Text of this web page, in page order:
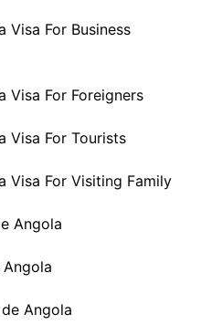
Visa For Business
Visa For Foreigners
Visa For Tourists
Visa For Visiting Family
Angola
Angola